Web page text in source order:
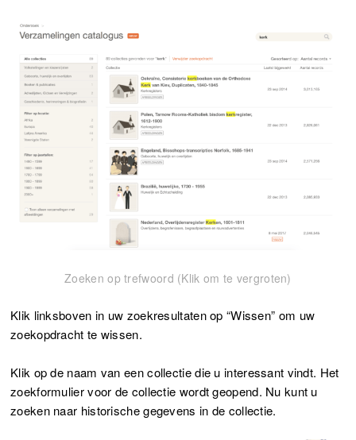
Zoeken op trefwoord (Klik om te vergroten)
Klik linksboven in uw zoekresultaten op “Wissen” om uw
zoekopdracht te wissen.
Klik op de naam van een collectie die u interessant vindt. Het
zoekformulier voor de collectie wordt geopend. Nu kunt u
zoeken naar historische gegevens in de collectie.